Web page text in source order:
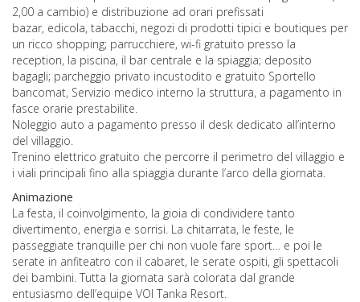
2,00 a cambio) e distribuzione ad orari prefissati
bazar, edicola, tabacchi, negozi di prodotti tipici e boutiques per
un ricco shopping; parrucchiere, wi-fi gratuito presso la
reception, la piscina, il bar centrale e la spiaggia; deposito
bagagli; parcheggio privato incustodito e gratuito Sportello
bancomat, Servizio medico interno la struttura, a pagamento in
fasce orarie prestabilite.
Noleggio auto a pagamento presso il desk dedicato all’interno
del villaggio.
Trenino elettrico gratuito che percorre il perimetro del villaggio e
i viali principali fino alla spiaggia durante l’arco della giornata.
Animazione
La festa, il coinvolgimento, la gioia di condividere tanto
divertimento, energia e sorrisi. La chitarrata, le feste, le
passeggiate tranquille per chi non vuole fare sport… e poi le
serate in anfiteatro con il cabaret, le serate ospiti, gli spettacoli
dei bambini. Tutta la giornata sarà colorata dal grande
entusiasmo dell’equipe VOI Tanka Resort.